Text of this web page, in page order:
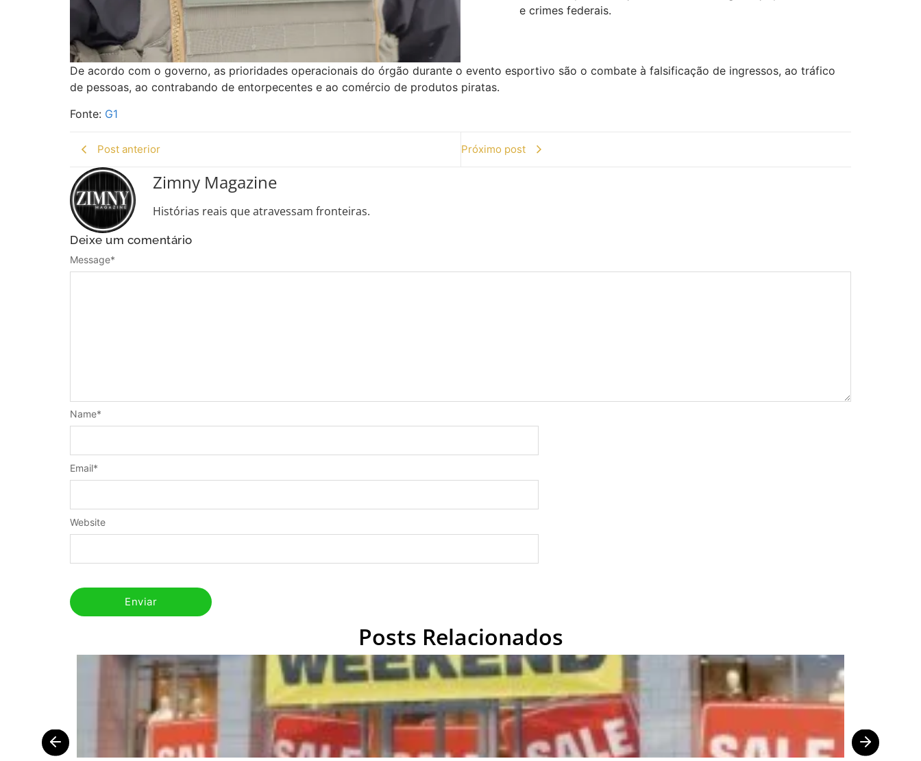
e crimes federais.
De acordo com o governo, as prioridades operacionais do órgão durante o evento esportivo são o combate à falsificação de ingressos, ao tráfico
de pessoas, ao contrabando de entorpecentes e ao comércio de produtos piratas.
Fonte: G1
Post anterior Próximo post
Zimny Magazine
Histórias reais que atravessam fronteiras.
Deixe um comentário
Message*
Name*
Email*
Website
Posts Relacionados